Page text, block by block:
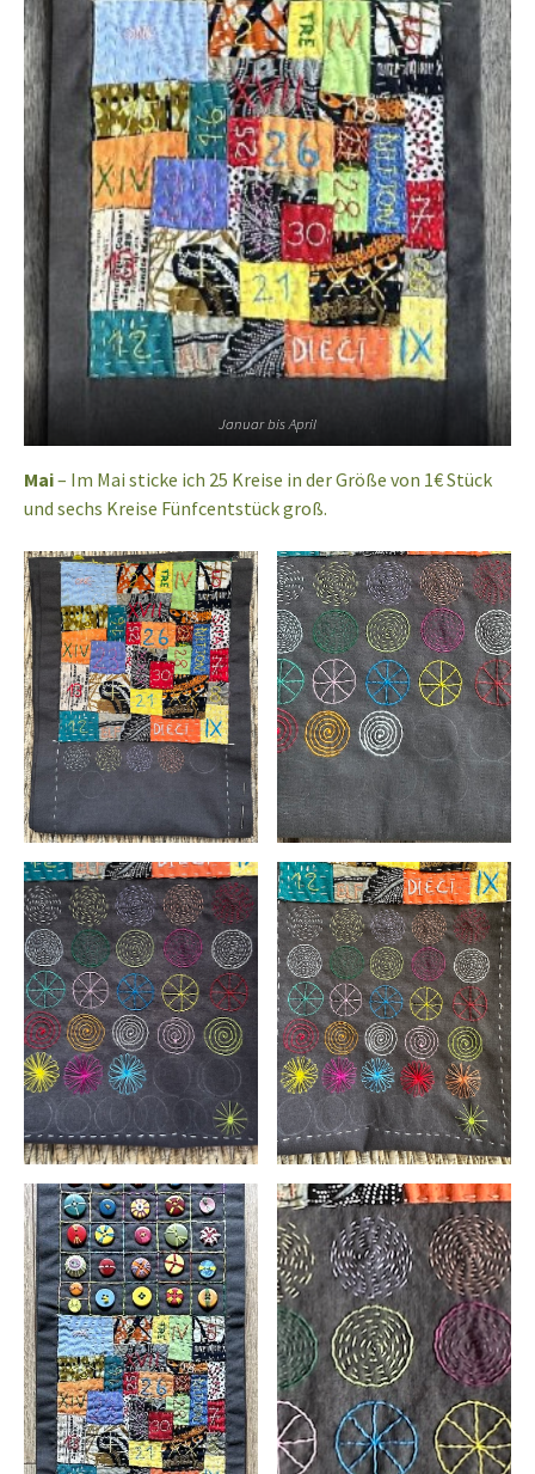
Januar bis April
Mai– Im Mai sticke ich 25 Kreise in der Größe von 1€ Stück
und sechs Kreise Fünfcentstück groß.